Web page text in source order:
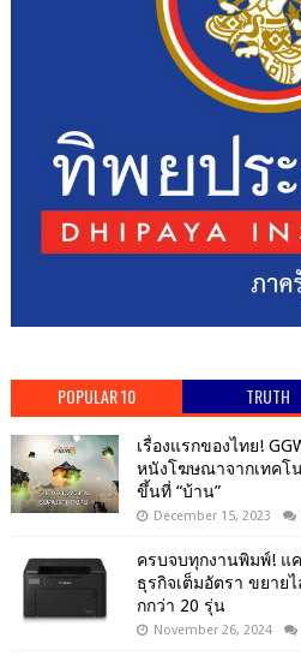
POPULAR 10 TRUTH
เรื่องแรกของไทย!
หนังโฆษณาจากเทคโ
ขึ้นที่ “บ้าน”
December 15, 2023
ครบจบทุกงานพิมพ์! แ
ธุรกิจเต็มอัตรา ขยาย
กกว่า 20 รุ่น
November 26, 2024